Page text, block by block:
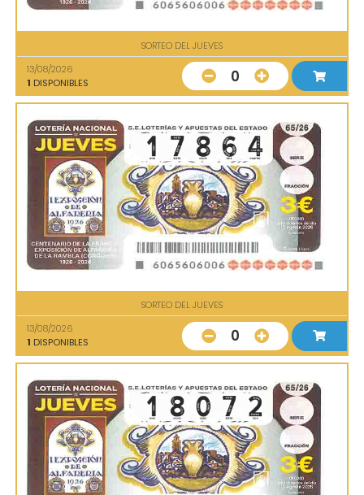
SORTEO DEL JUEVES
13/08/2026
1 DISPONIBLES 0
SORTEO DEL JUEVES
13/08/2026
1 DISPONIBLES 0